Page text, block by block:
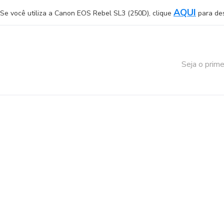
Se você utiliza a Canon EOS Rebel SL3 (250D), clique AQUI para
Seja o